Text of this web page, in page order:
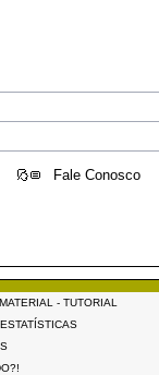
Fale Conosco
- TUTORIAL